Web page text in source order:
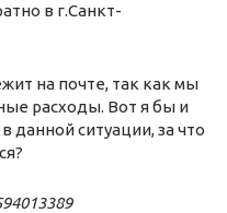
в г.Санкт-
на почте, так как мы
расходы. Вот я бы и
данной ситуации, за что